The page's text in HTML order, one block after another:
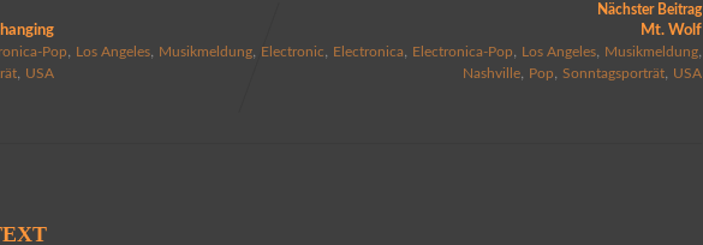
Pop Los Angeles Musikmeldung
USA
Nächster Beitrag
Mt. Wolf
Electronic Electronica Electronica-Pop Los Angeles Musikmeldung
Nashville Pop ,Sonntagsporträt USA